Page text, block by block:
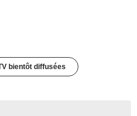
bientôt diffusées